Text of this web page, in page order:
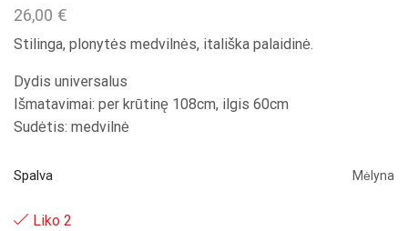
26,00 €
Stilinga, plonytės medvilnės, itališka palaidinė.
Dydis universalus
Išmatavimai: per krūtinę 108cm, ilgis 60cm
Sudėtis: medvilnė
Spalva Mėlyna
Liko 2